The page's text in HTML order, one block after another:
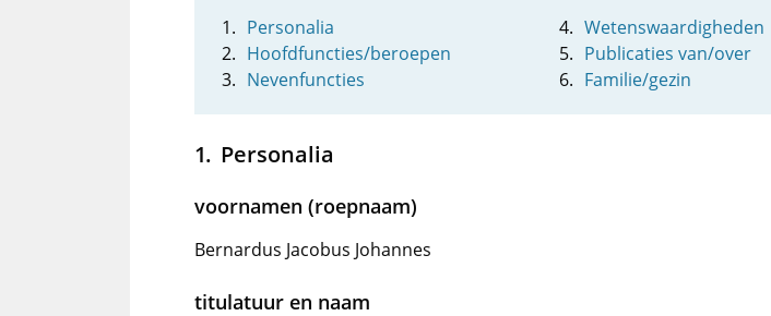
Personalia
Hoofdfuncties/beroepen
Nevenfuncties
Wetenswaardigheden
Publicaties van/over
Familie/gezin
Personalia
voornamen (roepnaam)
Bernardus Jacobus Johannes
titulatuur en naam